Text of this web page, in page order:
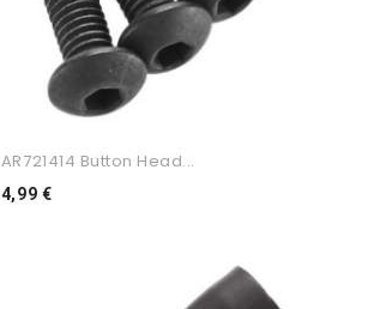
AR721414 Button Head...
4,99 €Preço